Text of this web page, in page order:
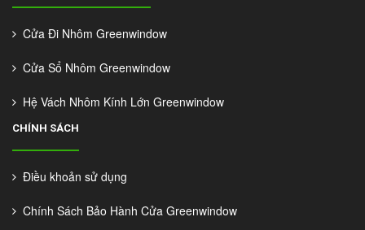
Cửa Đi Nhôm Greenwindow
Cửa Sổ Nhôm Greenwindow
Hệ Vách Nhôm Kính Lớn Greenwindow
CHÍNH SÁCH
Điều khoản sử dụng
Chính Sách Bảo Hành Cửa Greenwindow